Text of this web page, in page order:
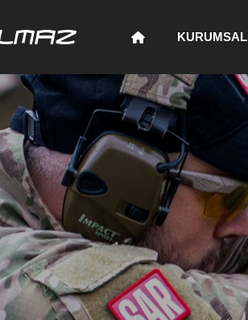
KURUMSAL